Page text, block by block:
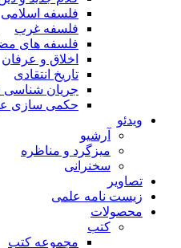
فلسفه اسلامی
فلسفه غرب
فلسفه های
اخلاق و عرفان
تاریخ انتقادی
جریان
حکمی سازی
ویدئو
آرشیو
میزگرد و مناظره
سخنرانی
تصاویر
زیست نامه علمی
محصولات
کتب
مجموعه کتب